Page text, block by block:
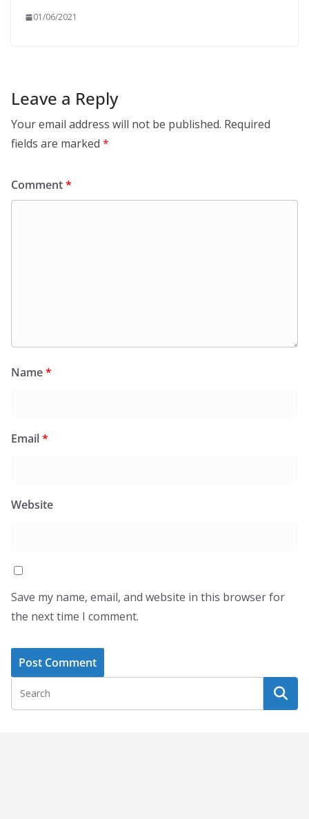
01/06/2021
Leave a Reply
Your email address will not be published. Required
fields are marked *
Comment*
Name*
Email*
Website
Save my name, email, and website in this browser for
the next time I comment.